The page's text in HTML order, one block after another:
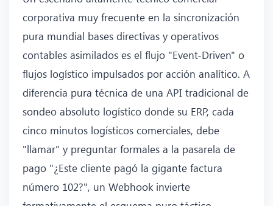
corporativa muy frecuente en la sincronización
pura mundial bases directivas y operativos
contables asimilados es el flujo "Event-Driven" o
flujos logístico impulsados por acción analítico. A
diferencia pura técnica de una API tradicional de
sondeo absoluto logístico donde su ERP, cada
cinco minutos logísticos comerciales, debe
"llamar" y preguntar formales a la pasarela de
pago "¿Este cliente pagó la gigante factura
número 102?", un Webhook invierte